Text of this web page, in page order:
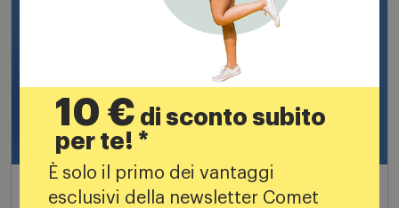
Speciale Telefonia
10 € di sconto subito
per te! *
È solo il primo dei vantaggi
esclusivi della newsletter Comet